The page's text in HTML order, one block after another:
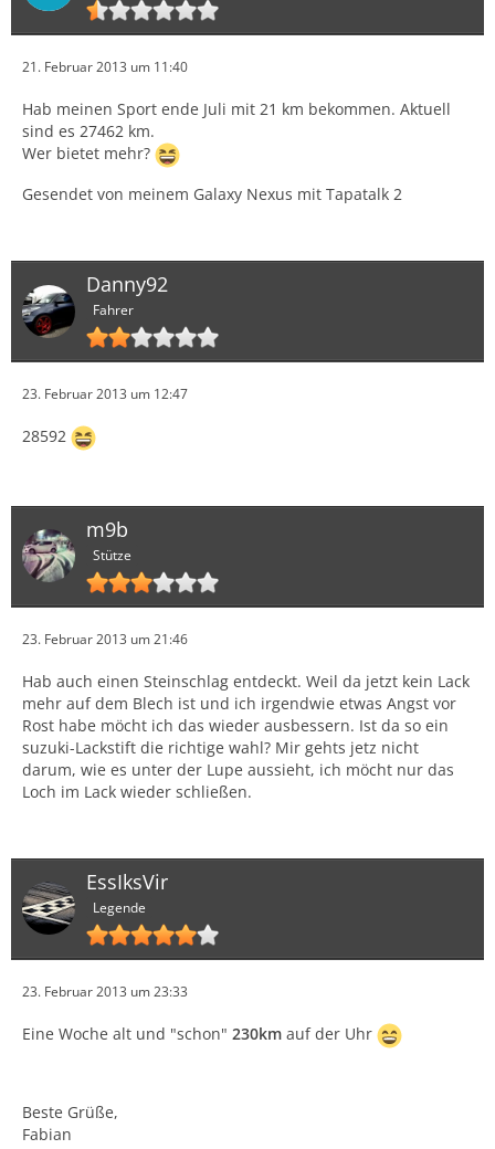
21. Februar 2013 um 11:40
Hab meinen Sport ende Juli mit 21 km bekommen. Aktuell
sind es 27462 km.
Wer bietet mehr?
Gesendet von meinem Galaxy Nexus mit Tapatalk 2
Danny92
Fahrer
23. Februar 2013 um 12:47
28592
m9b
Stütze
23. Februar 2013 um 21:46
Hab auch einen Steinschlag entdeckt. Weil da jetzt kein Lack
mehr auf dem Blech ist und ich irgendwie etwas Angst vor
Rost habe möcht ich das wieder ausbessern. Ist da so ein
suzuki-Lackstift die richtige wahl? Mir gehts jetz nicht
darum, wie es unter der Lupe aussieht, ich möcht nur das
Loch im Lack wieder schließen.
EssIksVir
Legende
23. Februar 2013 um 23:33
Eine Woche alt und "schon" 230km auf der Uhr
Beste Grüße,
Fabian